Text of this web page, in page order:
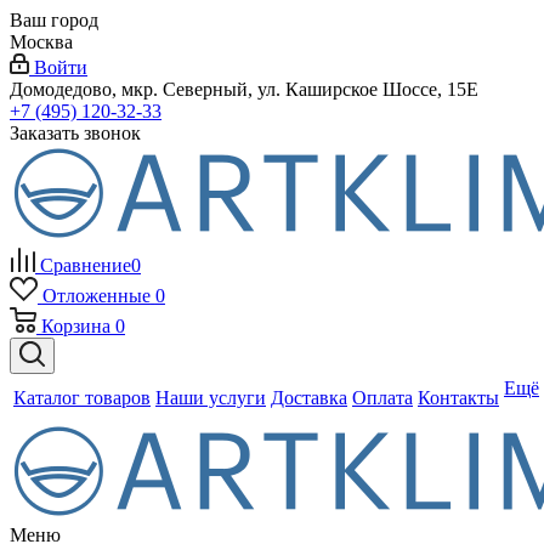
Ваш город
Москва
Войти
Домодедово, мкр. Северный, ул. Каширское Шоссе, 15Е
+7 (495) 120-32-33
Заказать звонок
Сравнение0
Отложенные 0
Корзина 0
Каталог товаров Наши услуги Доставка Оплата Контакты Ещё
Меню